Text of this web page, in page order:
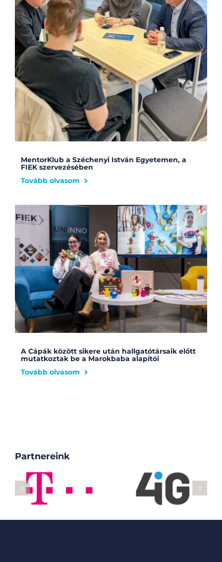
MentorKlub a Széchenyi István Egyetemen, a
FIEK szervezésében
Tovább olvasom
A Cápák között sikere után hallgatótársaik előtt
mutatkoztak be a Marokbaba alapítói
Tovább olvasom
Partnereink